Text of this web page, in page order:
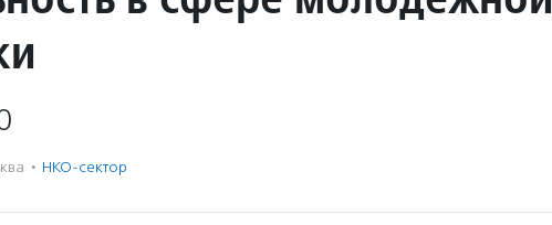
· НКО-сектор